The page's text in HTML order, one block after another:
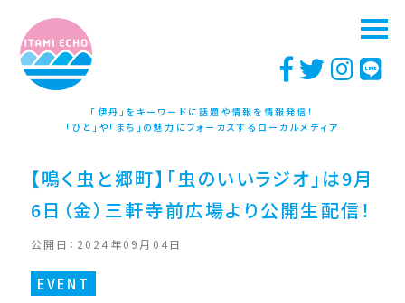
「伊丹」をキーワードに話題や情報を情報発信！
「ひと」や「まち」の魅力にフォーカスするローカルメディア
【鳴く虫と郷町】「虫のいいラジオ」は9月
6日（金）三軒寺前広場より公開生配信！
公開日：2024年09月04日
EVENT